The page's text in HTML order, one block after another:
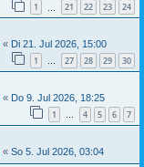
1 21 22 23 24
« Di 21. Jul 2026, 15:00
1 … 27 28 29 30
« Do 9. Jul 2026, 18:25
1 … 4 5 6 7
« So 5. Jul 2026, 03:04